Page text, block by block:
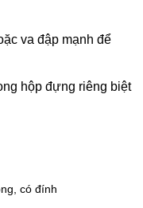
va đập mạnh để
hộp đựng riêng biệt
có đính